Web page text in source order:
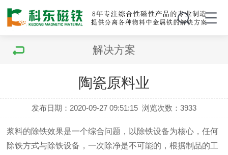
解决方案
陶瓷原料业
发布日期：2020-09-27 09:51:15 浏览次数：3933
浆料的除铁效果是一个综合问题，以除铁设备为核心，任何
除铁方式与除铁设备，一次除净是不可能的，根据制品的工